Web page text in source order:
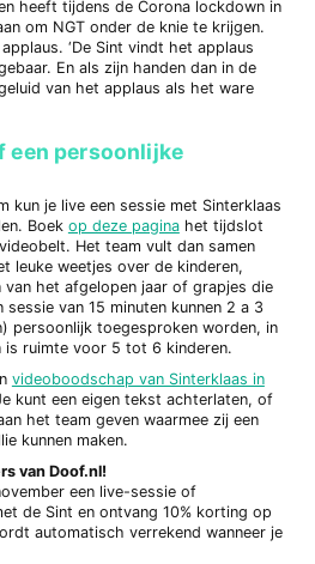
heeft tijdens de Corona lockdown in
om NGT onder de knie te krijgen.
‘De Sint vindt het applaus
En als zijn handen dan in de
van het applaus als het ware
een persoonlijke
kun je live een sessie met Sinterklaas
Boek op deze paginahet tijdslot
Het team vult dan samen
leuke weetjes over de kinderen,
van het afgelopen jaar of grapjes die
sessie van 15 minuten kunnen 2 a 3
persoonlijk toegesproken worden, in
is ruimte voor 5 tot 6 kinderen.
videoboodschap van Sinterklaas in
kunt een eigen tekst achterlaten, of
het team geven waarmee zij een
kunnen maken.
van Doof.nl!
een live-sessie of
de Sint en ontvang 10% korting op
automatisch verrekend wanneer je